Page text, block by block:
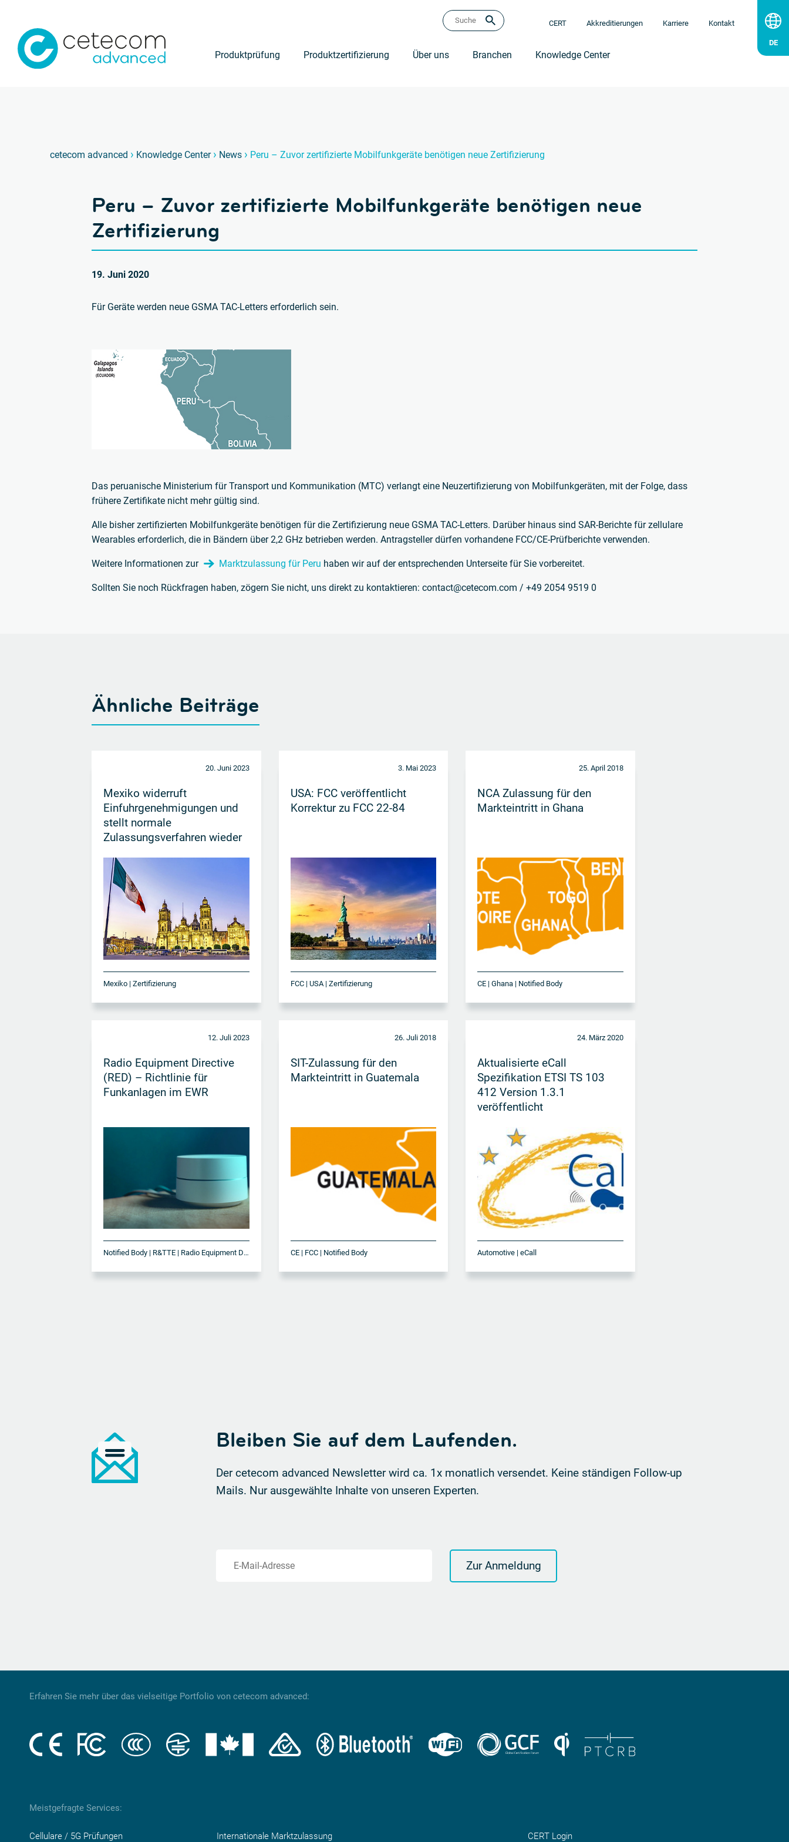
CERT Akkreditierungen Karriere Kontakt
Produktprüfung Produktzertifizierung Über uns Branchen Knowledge Center
cetecom advanced › Knowledge Center › News › Peru – Zuvor zertifizierte Mobilfunkgeräte benötigen neue Zertifizierung
Peru – Zuvor zertifizierte Mobilfunkgeräte benötigen neue
Zertifizierung
19. Juni 2020
Für Geräte werden neue GSMA TAC-Letters erforderlich sein.
Das peruanische Ministerium für Transport und Kommunikation (MTC) verlangt eine Neuzertifizierung von Mobilfunkgeräten, mit der Folge, dass
frühere Zertifikate nicht mehr gültig sind.
Alle bisher zertifizierten Mobilfunkgeräte benötigen für die Zertifizierung neue GSMA TAC-Letters. Darüber hinaus sind SAR-Berichte für zellulare
Wearables erforderlich, die in Bändern über 2,2 GHz betrieben werden. Antragsteller dürfen vorhandene FCC/CE-Prüfberichte verwenden.
Weitere Informationen zur Marktzulassung für Peru haben wir auf der entsprechenden Unterseite für Sie vorbereitet.
Sollten Sie noch Rückfragen haben, zögern Sie nicht, uns direkt zu kontaktieren: contact@cetecom.com / +49 2054 9519 0
Ähnliche Beiträge
20. Juni 2023
Mexiko widerruft
Einfuhrgenehmigungen und
stellt normale
Zulassungsverfahren wieder
Mexiko | Zertifizierung
3. Mai 2023
USA: FCC veröffentlicht
Korrektur zu FCC 22-84
FCC | USA | Zertifizierung
25. April 2018
NCA Zulassung für den
Markteintritt in Ghana
CE | Ghana | Notified Body
12. Juli 2023
Radio Equipment Directive
(RED) – Richtlinie für
Funkanlagen im EWR
Notified Body | R&TTE | Radio Equipment Directive | RED
26. Juli 2018
SIT-Zulassung für den
Markteintritt in Guatemala
CE | FCC | Notified Body
24. März 2020
Aktualisierte eCall
Spezifikation ETSI TS 103
412 Version 1.3.1
veröffentlicht
Automotive | eCall
Bleiben Sie auf dem Laufenden.
Der cetecom advanced Newsletter wird ca. 1x monatlich versendet. Keine ständigen Follow-up
Mails. Nur ausgewählte Inhalte von unseren Experten.
E-Mail-Adresse Zur Anmeldung
Erfahren Sie mehr über das vielseitige Portfolio von cetecom advanced:
Meistgefragte Services:
Cellulare / 5G Prüfungen Internationale Marktzulassung CERT Login